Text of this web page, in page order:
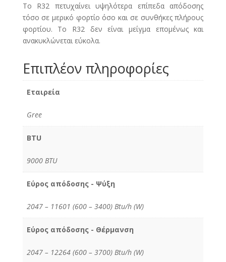
Το R32 πετυχαίνει υψηλότερα επίπεδα απόδοσης
τόσο σε μερικό φορτίο όσο και σε συνθήκες πλήρους
φορτίου. Το R32 δεν είναι μείγμα επομένως και
ανακυκλώνεται εύκολα.
Επιπλέον πληροφορίες
Εταιρεία
Gree
BTU
9000 BTU
Εύρος απόδοσης - Ψύξη
2047 – 11601 (600 – 3400) Btu/h (W)
Εύρος απόδοσης - Θέρμανση
2047 – 12264 (600 – 3700) Btu/h (W)